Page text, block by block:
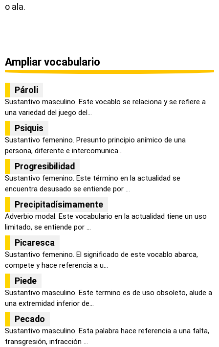
o ala.
Ampliar vocabulario
Pároli
Sustantivo masculino. Este vocablo se relaciona y se refiere a
una variedad del juego del...
Psiquis
Sustantivo femenino. Presunto principio anímico de una
persona, diferente e intercomunica...
Progresibilidad
Sustantivo femenino. Este término en la actualidad se
encuentra desusado se entiende por ...
Precipitadísimamente
Adverbio modal. Este vocabulario en la actualidad tiene un uso
limitado, se entiende por ...
Picaresca
Sustantivo femenino. El significado de este vocablo abarca,
compete y hace referencia a u...
Piede
Sustantivo masculino. Este termino es de uso obsoleto, alude a
una extremidad inferior de...
Pecado
Sustantivo masculino. Esta palabra hace referencia a una falta,
transgresión, infracción ...